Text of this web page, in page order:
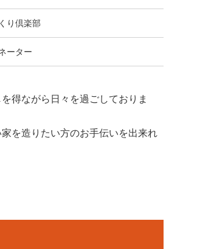
り倶楽部
ーター
得ながら日々を過ごしておりま
を造りたい方のお手伝いを出来れ